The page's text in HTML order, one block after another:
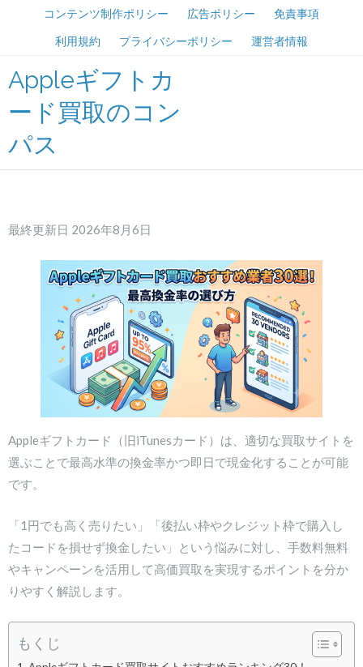
コンテンツ制作ポリシー 広告ポリシー 免責事項
利用規約 プライバシーポリシー 運営者情報
Appleギフトカ
ード買取のコン
パス
最終更新日 2026年8月6日
Appleギフトカード（旧iTunesカード）は、適切な買取サイトを
選ぶことで最高水準の換金率かつ即日で現金化することが可能
です。
「1円でも高く売りたい」「後払い枠やクレジット枠で購入し
たコードを損せず換金したい」という悩みに対し、手数料無料
やキャンペーンを活用して高価買取を実現するポイントを分か
りやすく解説します。
もくじ